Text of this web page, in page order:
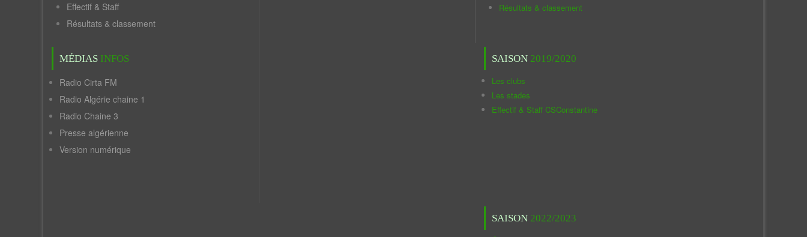
Effectif & Staff
Résultats & classement
MÉDIAS INFOS
Radio Cirta FM
Radio Algérie chaine 1
Radio Chaine 3
Presse algérienne
Version numérique
Résultats & classement
SAISON 2019/2020
Les clubs
Les stades
Effectif & Staff CSConstantine
SAISON 2022/2023